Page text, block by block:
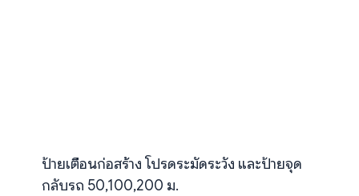
ป้ายเตือนก่อสร้าง โปรดระมัดระวัง และป้ายจุด
กลับรถ 50,100,200 ม.